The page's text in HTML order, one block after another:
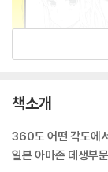
책소개
360도 어떤 각도에
일본 아마존 데생부